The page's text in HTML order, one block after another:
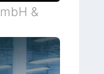
&